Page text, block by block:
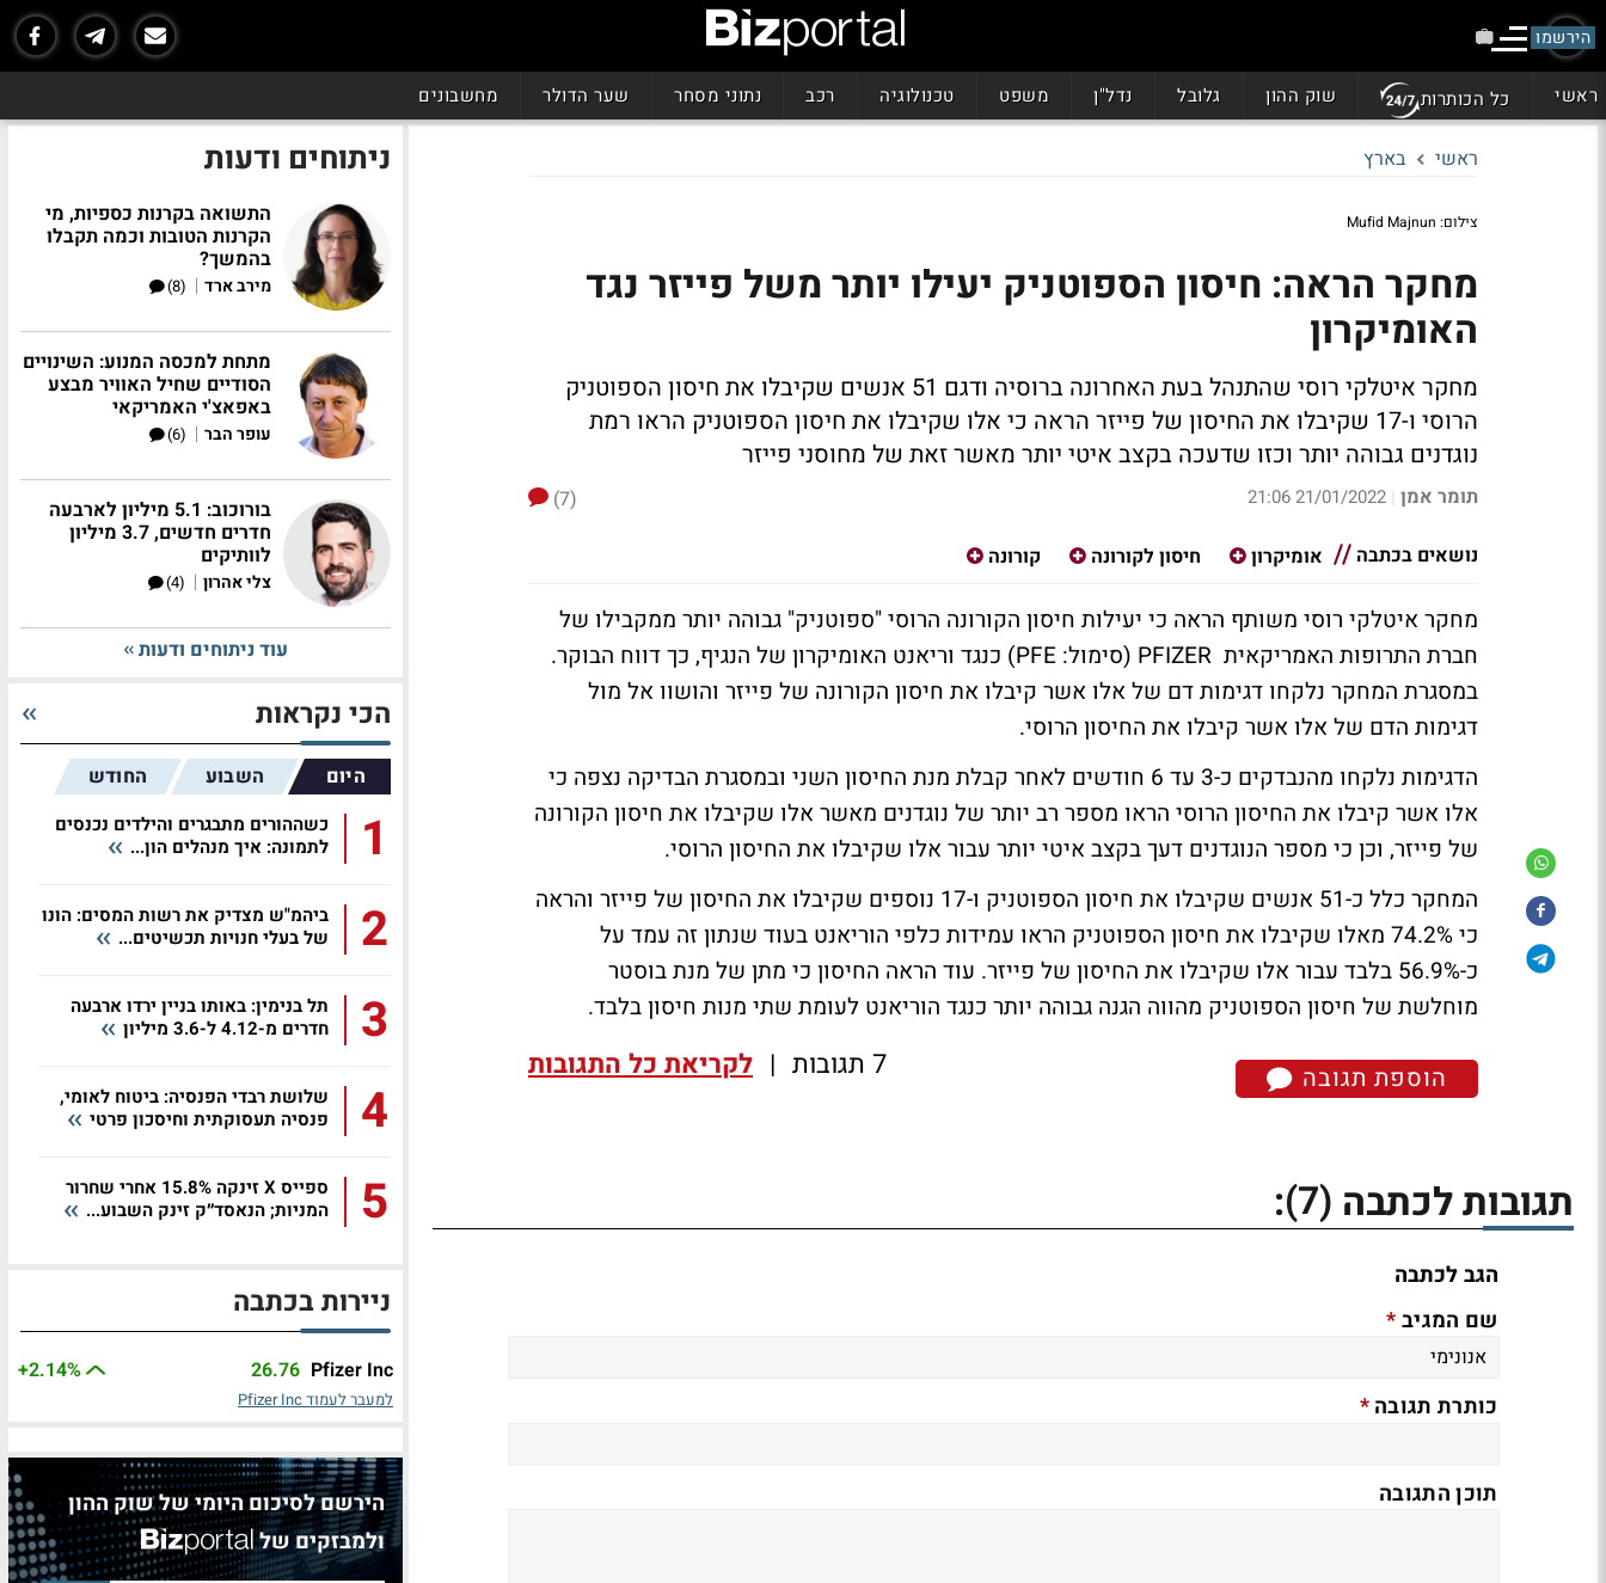
הירשמו
ראשי כל הכותרות שוק ההון גלובל נדל"ן משפט טכנולוגיה רכב נתוני מסחר שער הדולר מחשבונים
ראשי בארץ
צילום: Mufid Majnun
מחקר הראה: חיסון הספוטניק יעילו יותר משל פייזר נגד
האומיקרון
מחקר איטלקי רוסי שהתנהל בעת האחרונה ברוסיה ודגם 51 אנשים שקיבלו את חיסון הספוטניק
הרוסי ו-17 שקיבלו את החיסון של פייזר הראה כי אלו שקיבלו את חיסון הספוטניק הראו רמת
נוגדנים גבוהה יותר וכזו שדעכה בקצב איטי יותר מאשר זאת של מחוסני פייזר
תומר אמן |
21/01/2022 21:06
(7)
נושאים בכתבה
אומיקרון חיסון לקורונה קורונה
מחקר איטלקי רוסי משותף הראה כי יעילות חיסון הקורונה הרוסי "ספוטניק" גבוהה יותר ממקבילו של
חברת התרופות האמריקאית PFIZER (סימול: PFE) כנגד וריאנט האומיקרון של הנגיף, כך דווח הבוקר.
במסגרת המחקר נלקחו דגימות דם של אלו אשר קיבלו את חיסון הקורונה של פייזר והושוו אל מול
דגימות הדם של אלו אשר קיבלו את החיסון הרוסי.
הדגימות נלקחו מהנבדקים כ-3 עד 6 חודשים לאחר קבלת מנת החיסון השני ובמסגרת הבדיקה נצפה כי
אלו אשר קיבלו את החיסון הרוסי הראו מספר רב יותר של נוגדנים מאשר אלו שקיבלו את חיסון הקורונה
של פייזר, וכן כי מספר הנוגדנים דעך בקצב איטי יותר עבור אלו שקיבלו את החיסון הרוסי.
המחקר כלל כ-51 אנשים שקיבלו את חיסון הספוטניק ו-17 נוספים שקיבלו את החיסון של פייזר והראה
כי 74.2% מאלו שקיבלו את חיסון הספוטניק הראו עמידות כלפי הוריאנט בעוד שנתון זה עמד על
כ-56.9% בלבד עבור אלו שקיבלו את החיסון של פייזר. עוד הראה החיסון כי מתן של מנת בוסטר
מוחלשת של חיסון הספוטניק מהווה הגנה גבוהה יותר כנגד הוריאנט לעומת שתי מנות חיסון בלבד.
הוספת תגובה 7 תגובות | לקריאת כל התגובות
תגובות לכתבה (7)
:
הגב לכתבה
שם המגיב*
כותרת תגובה*
תוכן התגובה
ניתוחים ודעות
התשואה בקרנות כספיות, מי
הקרנות הטובות וכמה תקבלו
בהמשך?
מירב ארד |
(8)
מתחת למכסה המנוע: השינויים
הסודיים שחיל האוויר מבצע
באפאצ'י האמריקאי
עופר הבר |
(6)
בורוכוב: 5.1 מיליון לארבעה
חדרים חדשים, 3.7 מיליון
לוותיקים
צלי אהרון |
(4)
עוד ניתוחים ודעות
הכי נקראות
היום השבוע החודש
1
כשההורים מתבגרים והילדים נכנסים
לתמונה: איך מנהלים הון...
2
ביהמ"ש מצדיק את רשות המסים: הונו
של בעלי חנויות תכשיטים...
3
תל בנימין: באותו בניין ירדו ארבעה
חדרים מ-4.12 ל-3.6 מיליון
4
שלושת רבדי הפנסיה: ביטוח לאומי,
פנסיה תעסוקתית וחיסכון פרטי
5
ספייס X זינקה 15.8% אחרי שחרור
המניות; הנאסד״ק זינק השבוע...
ניירות בכתבה
Pfizer Inc
26.76
+2.14%
למעבר לעמוד Pfizer Inc
הירשם לסיכום היומי של שוק ההון
ולמבזקים של